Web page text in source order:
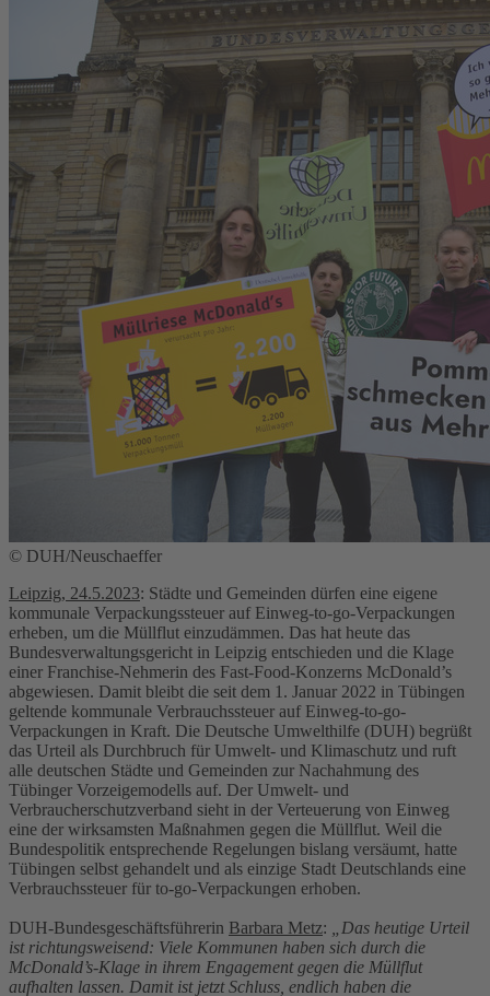
© DUH/Neuschaeffer
Leipzig, 24.5.2023: Städte und Gemeinden dürfen eine eigene
kommunale Verpackungssteuer auf Einweg-to-go-Verpackungen
erheben, um die Müllflut einzudämmen. Das hat heute das
Bundesverwaltungsgericht in Leipzig entschieden und die Klage
einer Franchise-Nehmerin des Fast-Food-Konzerns McDonald’s
abgewiesen. Damit bleibt die seit dem 1. Januar 2022 in Tübingen
geltende kommunale Verbrauchssteuer auf Einweg-to-go-
Verpackungen in Kraft. Die Deutsche Umwelthilfe (DUH) begrüßt
das Urteil als Durchbruch für Umwelt- und Klimaschutz und ruft
alle deutschen Städte und Gemeinden zur Nachahmung des
Tübinger Vorzeigemodells auf. Der Umwelt- und
Verbraucherschutzverband sieht in der Verteuerung von Einweg
eine der wirksamsten Maßnahmen gegen die Müllflut. Weil die
Bundespolitik entsprechende Regelungen bislang versäumt, hatte
Tübingen selbst gehandelt und als einzige Stadt Deutschlands eine
Verbrauchssteuer für to-go-Verpackungen erhoben.
DUH-Bundesgeschäftsführerin Barbara Metz:
„Das heutige Urteil
ist richtungsweisend: Viele Kommunen haben sich durch die
McDonald’s-Klage in ihrem Engagement gegen die Müllflut
aufhalten lassen. Damit ist jetzt Schluss, endlich haben die